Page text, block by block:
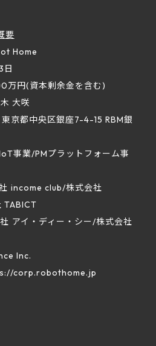
要
Home
日
万円(資本剰余金を含む)
大咲
京都中央区銀座7-4-15 RBM銀
事業/PMプラットフォーム事
income club/株式会社
TABICT
アイ・ディー・シー/株式会社
Inc.
corp.robothome.jp